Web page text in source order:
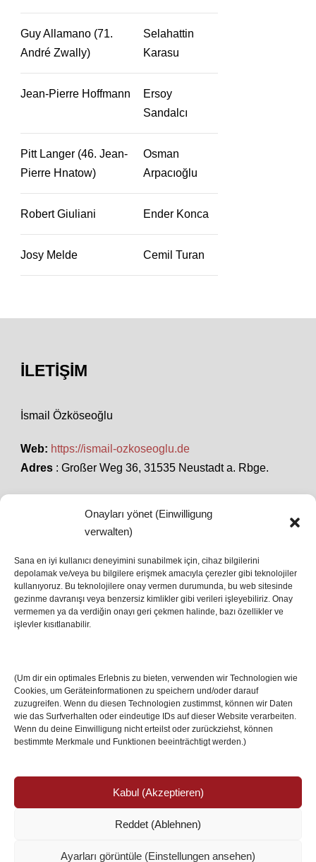
Onayları yönet (Einwilligung
verwalten)
Sana en iyi kullanıcı deneyimini sunabilmek için, cihaz bilgilerini
depolamak ve/veya bu bilgilere erişmek amacıyla çerezler gibi teknolojiler
kullanıyoruz. Bu teknolojilere onay vermen durumunda, bu web sitesinde
gezinme davranışı veya benzersiz kimlikler gibi verileri işleyebiliriz. Onay
vermemen ya da verdiğin onayı geri çekmen halinde, bazı özellikler ve
işlevler kısıtlanabilir.
(Um dir ein optimales Erlebnis zu bieten, verwenden wir Technologien wie
Cookies, um Geräteinformationen zu speichern und/oder darauf
zuzugreifen. Wenn du diesen Technologien zustimmst, können wir Daten
wie das Surfverhalten oder eindeutige IDs auf dieser Website verarbeiten.
Wenn du deine Einwilligung nicht erteilst oder zurückziehst, können
bestimmte Merkmale und Funktionen beeinträchtigt werden.)
Kabul (Akzeptieren)
Reddet (Ablehnen)
Ayarları görüntüle (Einstellungen ansehen)
Guy Allamano (71.
André Zwally)
Selahattin
Karasu
Jean-Pierre Hoffmann
Ersoy
Sandalcı
Pitt Langer (46. Jean-
Pierre Hnatow)
Osman
Arpacıoğlu
Robert Giuliani Ender Konca
Josy Melde Cemil Turan
İLETIŞIM
İsmail Özköseoğlu
Web: https://ismail-ozkoseoglu.de
Adres : Großer Weg 36, 31535 Neustadt a. Rbge.
SON HABERLER
İstanbul’da Avrupa Ligi Finali: Freiburg ve Aston
Villa Boğaz’da Tarih Yazmaya Hazırlanıyor
08 May 2026
17 Nis 2026
© Copyright 2024 /Impressum/Site sahibi